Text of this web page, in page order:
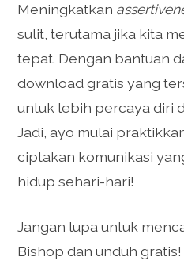
Meningkatkan
sulit, terutama jika kita
tepat. Dengan bantuan
download gratis yang
untuk lebih percaya diri
Jadi, ayo mulai
ciptakan komunikasi
hidup sehari-hari!
Jangan lupa untuk
Bishop dan unduh